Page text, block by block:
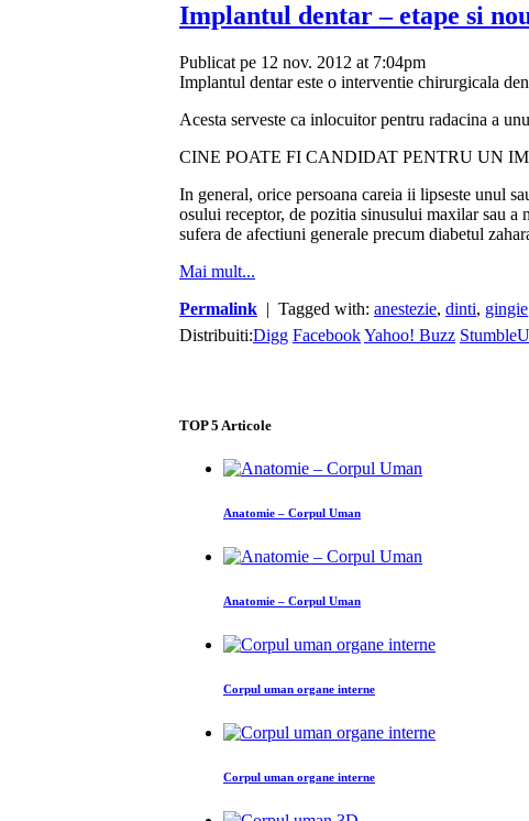
Implantul dentar – etape si
Publicat pe 12 nov. 2012 at 7:04pm
Implantul dentar este o interventie chirurgicala
Acesta serveste ca inlocuitor pentru radacina a
CINE POATE FI CANDIDAT PENTRU UN
In general, orice persoana careia ii lipseste unul
osului receptor, de pozitia sinusului maxilar sau a
sufera de afectiuni generale precum diabetul
Mai mult...
Permalink | Tagged with: anestezie, dinti, gingie
Distribuiti:Digg FacebookYahoo! Buzz
TOP5 Articole
Anatomie – Corpul Uman
Anatomie – Corpul Uman
Corpul uman organe interne
Corpul uman organe interne